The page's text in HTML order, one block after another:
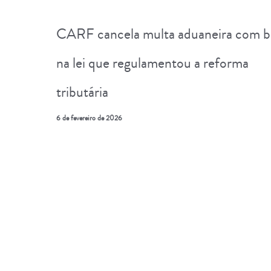
CARF cancela multa aduaneira com
na lei que regulamentou a reforma
tributária
6 de fevereiro de 2026